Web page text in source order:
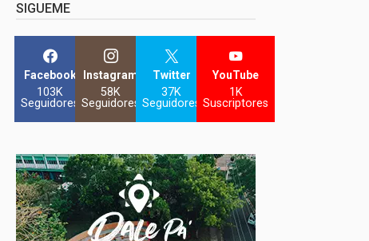
SIGUEME
Facebook
103K
Seguidores
Instagram
58K
Seguidores
Twitter
37K
Seguidores
YouTube
1K
Suscriptores